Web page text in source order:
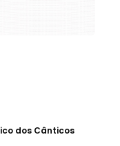
dos Cânticos